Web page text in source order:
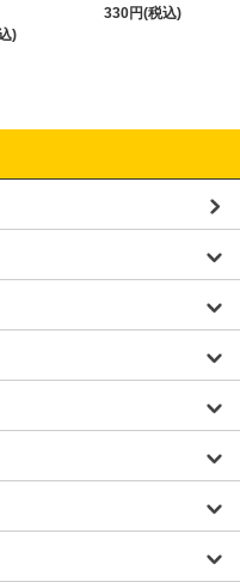
)
330円(税込)